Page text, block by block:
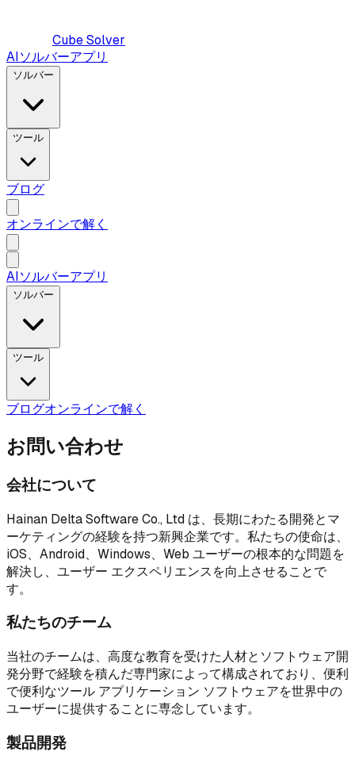
Cube Solver
AIソルバーアプリ
ソルバー
ツール
ブログ
オンラインで解く
AIソルバーアプリ
ソルバー
ツール
ブログオンラインで解く
お問い合わせ
会社について
Hainan Delta Software Co., Ltd は、長期にわたる開発とマ
ーケティングの経験を持つ新興企業です。私たちの使命は、
iOS、Android、Windows、Web ユーザーの根本的な問題を
解決し、ユーザー エクスペリエンスを向上させることで
す。
私たちのチーム
当社のチームは、高度な教育を受けた人材とソフトウェア開
発分野で経験を積んだ専門家によって構成されており、便利
で便利なツール アプリケーション ソフトウェアを世界中の
ユーザーに提供することに専念しています。
製品開発